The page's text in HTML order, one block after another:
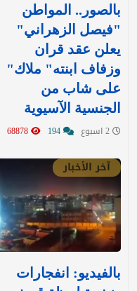
بالصور.. المواطن
"فيصل الزهراني"
يعلن عقد قران
وزفاف ابنته" ملاك"
على شاب من
الجنسية الآسيوية
آخر الأخبار
بالفيديو: انفجارات